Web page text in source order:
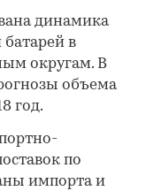
динамика
батарей в
округам. В
объема
год.
по
импорта и